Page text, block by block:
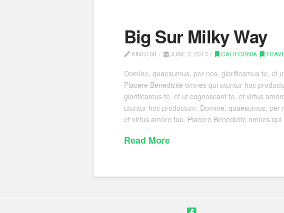
Big Sur Milky Way
KING108 JUNE 3, 2013 CALIFORNIA,
Domine, quaesumus, per nos, glorificamus te, et
Placere Benedicite omnes qui utuntur hoc
glorificamus te, et ut cognoscant te, et virtus
utuntur hoc productum. Domine, quaesumus,
et virtus amore tuo. Placere Benedicite omnes
Read More